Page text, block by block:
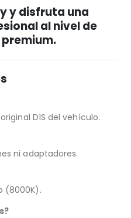
y disfruta una
al nivel de
D1S del vehículo.
ni adaptadores.
(8000K).